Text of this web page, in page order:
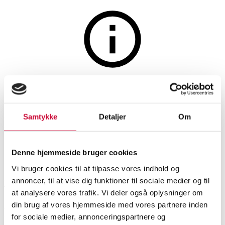
Samtykke Detaljer Om
Denne hjemmeside bruger cookies
Vi bruger cookies til at tilpasse vores indhold og
annoncer, til at vise dig funktioner til sociale medier og til
at analysere vores trafik. Vi deler også oplysninger om
din brug af vores hjemmeside med vores partnere inden
for sociale medier, annonceringspartnere og
Herreure
Omega 'Seamaster Ploprof'.
Dykkerur af stål med sort skive
SHOWROOM
Roskilde
VURDERING
DKK 48.000
VARENUMMER
6531983
Beskrivelse